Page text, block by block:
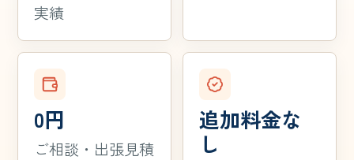
実績
0円
ご相談・出張見積
追加料金な
し